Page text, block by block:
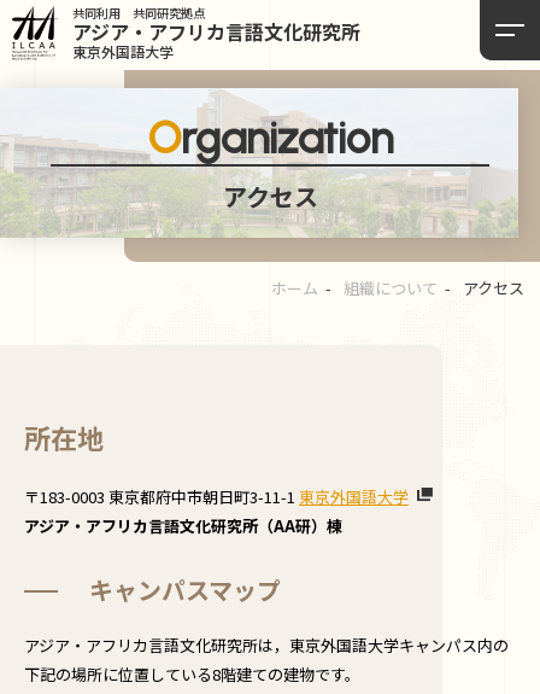
共同利用 共同研究拠点
アジア・アフリカ言語文化研究所
東京外国語大学
Organization
アクセス
ホーム 組織について アクセス
所在地
〒183-0003 東京都府中市朝日町3-11-1 東京外国語大学
アジア・アフリカ言語文化研究所（AA研）棟
キャンパスマップ
アジア・アフリカ言語文化研究所は，東京外国語大学キャンパス内の
下記の場所に位置している8階建ての建物です。